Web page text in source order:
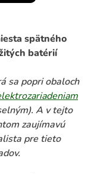
spätného
batérií
sa popri obaloch
A v tejto
zaujímavú
pre tieto